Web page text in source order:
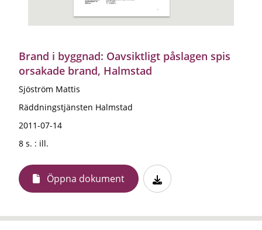
Brand i byggnad: Oavsiktligt påslagen spis
orsakade brand, Halmstad
Sjöström Mattis
Räddningstjänsten Halmstad
2011-07-14
8 s. : ill.
Öppna dokument